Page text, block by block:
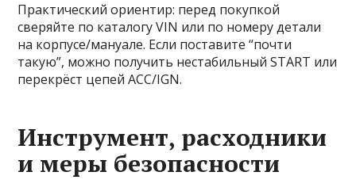
Практический ориентир: перед покупкой
сверяйте по каталогу VIN или по номеру детали
на корпусе/мануале. Если поставите “почти
такую”, можно получить нестабильный START или
перекрёст цепей ACC/IGN.
Инструмент, расходники
и меры безопасности